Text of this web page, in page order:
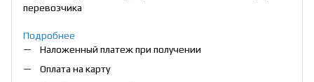
перевозчика
Подробнее
Наложенный платеж при получении
Оплата на карту